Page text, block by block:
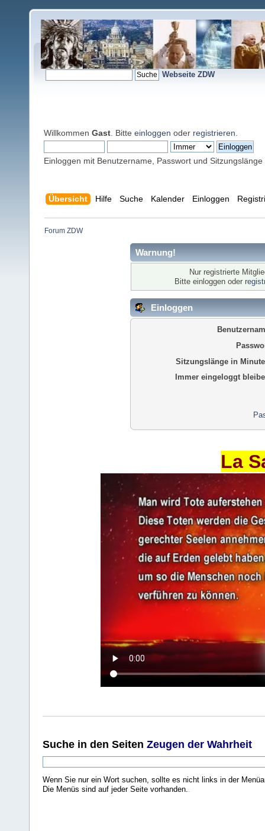
Webseite ZDW
Willkommen Gast . Bitte einloggen oder registrieren
Einloggen mit Benutzername, Passwort und Sitzungslänge
Übersicht Hilfe Suche Kalender Einloggen
Forum ZDW
Warnung!
Nur registrierte
Bitte einloggen oder
Einloggen
Sitzungslänge in
Immer eingeloggt
La
Suche in den Seiten Zeugen der Wahrheit
Wenn Sie nur ein Wort suchen, sollte es nicht links in der
Die Menüs sind auf jeder Seite vorhanden..